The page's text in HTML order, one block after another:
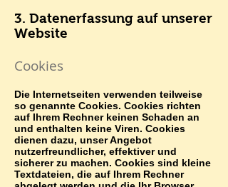
3. Datenerfassung auf unserer
Website
Cookies
Die Internetseiten verwenden teilweise
so genannte Cookies. Cookies richten
auf Ihrem Rechner keinen Schaden an
und enthalten keine Viren. Cookies
dienen dazu, unser Angebot
nutzerfreundlicher, effektiver und
sicherer zu machen. Cookies sind kleine
Textdateien, die auf Ihrem Rechner